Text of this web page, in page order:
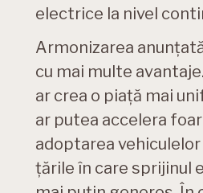
electrice la nivel
Armonizarea
cu mai multe
ar crea o piață mai
ar putea accelera
adoptarea
țările în care sprijinul